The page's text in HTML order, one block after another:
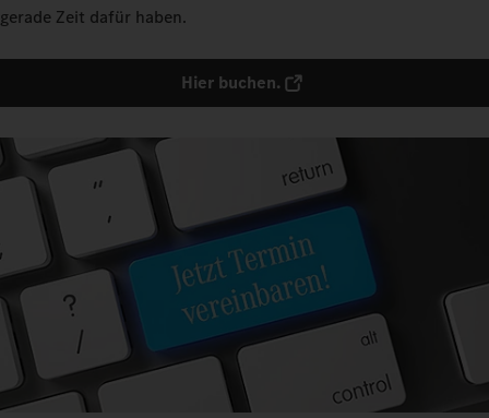
gerade Zeit dafür haben.
Hier buchen.